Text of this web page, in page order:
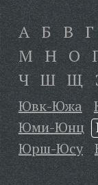
А Б В Г
М Н О
Ч Ш Щ
Ювк-Южа
Юми-Юнц
Юрш-Юсу